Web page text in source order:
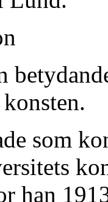
som
han